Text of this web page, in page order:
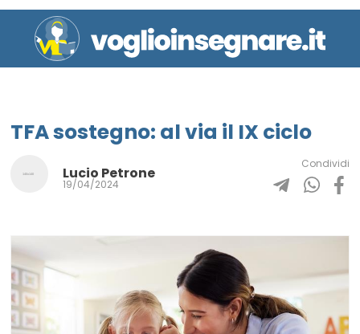
TFA sostegno: al via il IX ciclo
Lucio Petrone
19/04/2024
Condividi